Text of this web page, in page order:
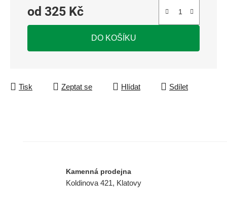
od 325 Kč
Měrná cena:
DO KOŠÍKU
Tisk Zeptat se Hlídat Sdílet
Kamenná prodejna
Koldinova 421, Klatovy